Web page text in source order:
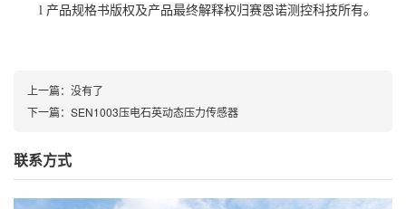
l 产品规格书版权及产品最终解释权归赛恩诺测控科技所有。
上一篇： 没有了
下一篇： SEN1003压电石英动态压力传感器
联系方式